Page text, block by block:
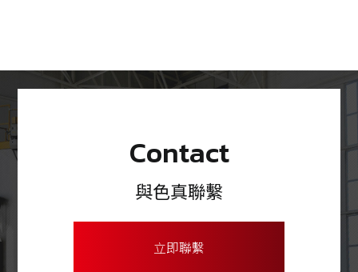
Contact
與色真聯繫
立即聯繫